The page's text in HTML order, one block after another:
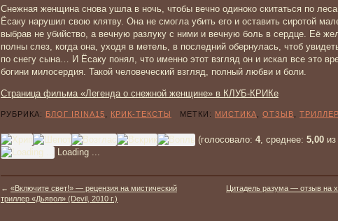
Снежная женщина снова ушла в ночь, чтобы вечно одиноко скитаться по
Ёсаку нарушил свою клятву. Она не смогла убить его и оставить сиротой
выбрав не убийство, а вечную разлуку с ними и вечную боль в сердце. Её
полны слез, когда она, уходя в метель, в последний обернулась, чтоб
по снегу сына… И Ёсаку понял, что именно этот взгляд он и искал все это
богини милосердия. Такой человеческий взгляд, полный любви и боли.
Страница фильма «Легенда о снежной женщине» в КЛУБ-КРИКе
РУБРИКА: БЛОГ IRINA15 КРИК-ТЕКСТЫ МЕТКИ: МИСТИКА ОТЗЫВ ТРИЛЛЕР
(голосовало: 4, среднее: 5,00
Loading ...
← «Включите свет!» — рецензия на мистический
триллер «Дьявол» (Devil, 2010 г.)
Цитадель разума — отзыв на